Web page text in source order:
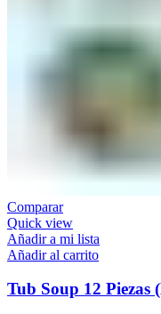
Comparar
Quick view
Añadir a mi lista
Añadir al carrito
Tub Soup 12